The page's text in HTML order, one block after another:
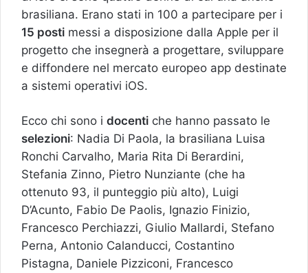
brasiliana. Erano stati in 100 a partecipare per i
15 posti messi a disposizione dalla Apple per il
progetto che insegnerà a progettare, sviluppare
e diffondere nel mercato europeo app destinate
a sistemi operativi iOS.
Ecco chi sono i docenti che hanno passato le
selezioni: Nadia Di Paola, la brasiliana Luisa
Ronchi Carvalho, Maria Rita Di Berardini,
Stefania Zinno, Pietro Nunziante (che ha
ottenuto 93, il punteggio più alto), Luigi
D’Acunto, Fabio De Paolis, Ignazio Finizio,
Francesco Perchiazzi, Giulio Mallardi, Stefano
Perna, Antonio Calanducci, Costantino
Pistagna, Daniele Pizziconi, Francesco